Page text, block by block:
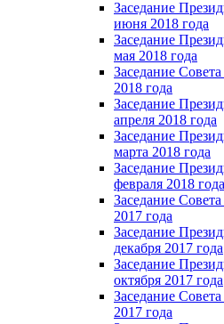
Заседание
июня 2018 года
Заседание
мая 2018 года
Заседание
2018 года
Заседание
апреля 2018 года
Заседание
марта 2018 года
Заседание
февраля 2018 года
Заседание
2017 года
Заседание
декабря 2017 года
Заседание
октября 2017 года
Заседание
2017 года